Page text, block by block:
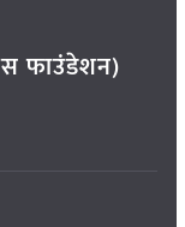
फाउंडेशन)